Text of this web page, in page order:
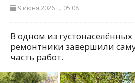
9 июня 2026 г., 05:08
В одном из
ремонтники завершили
часть работ.